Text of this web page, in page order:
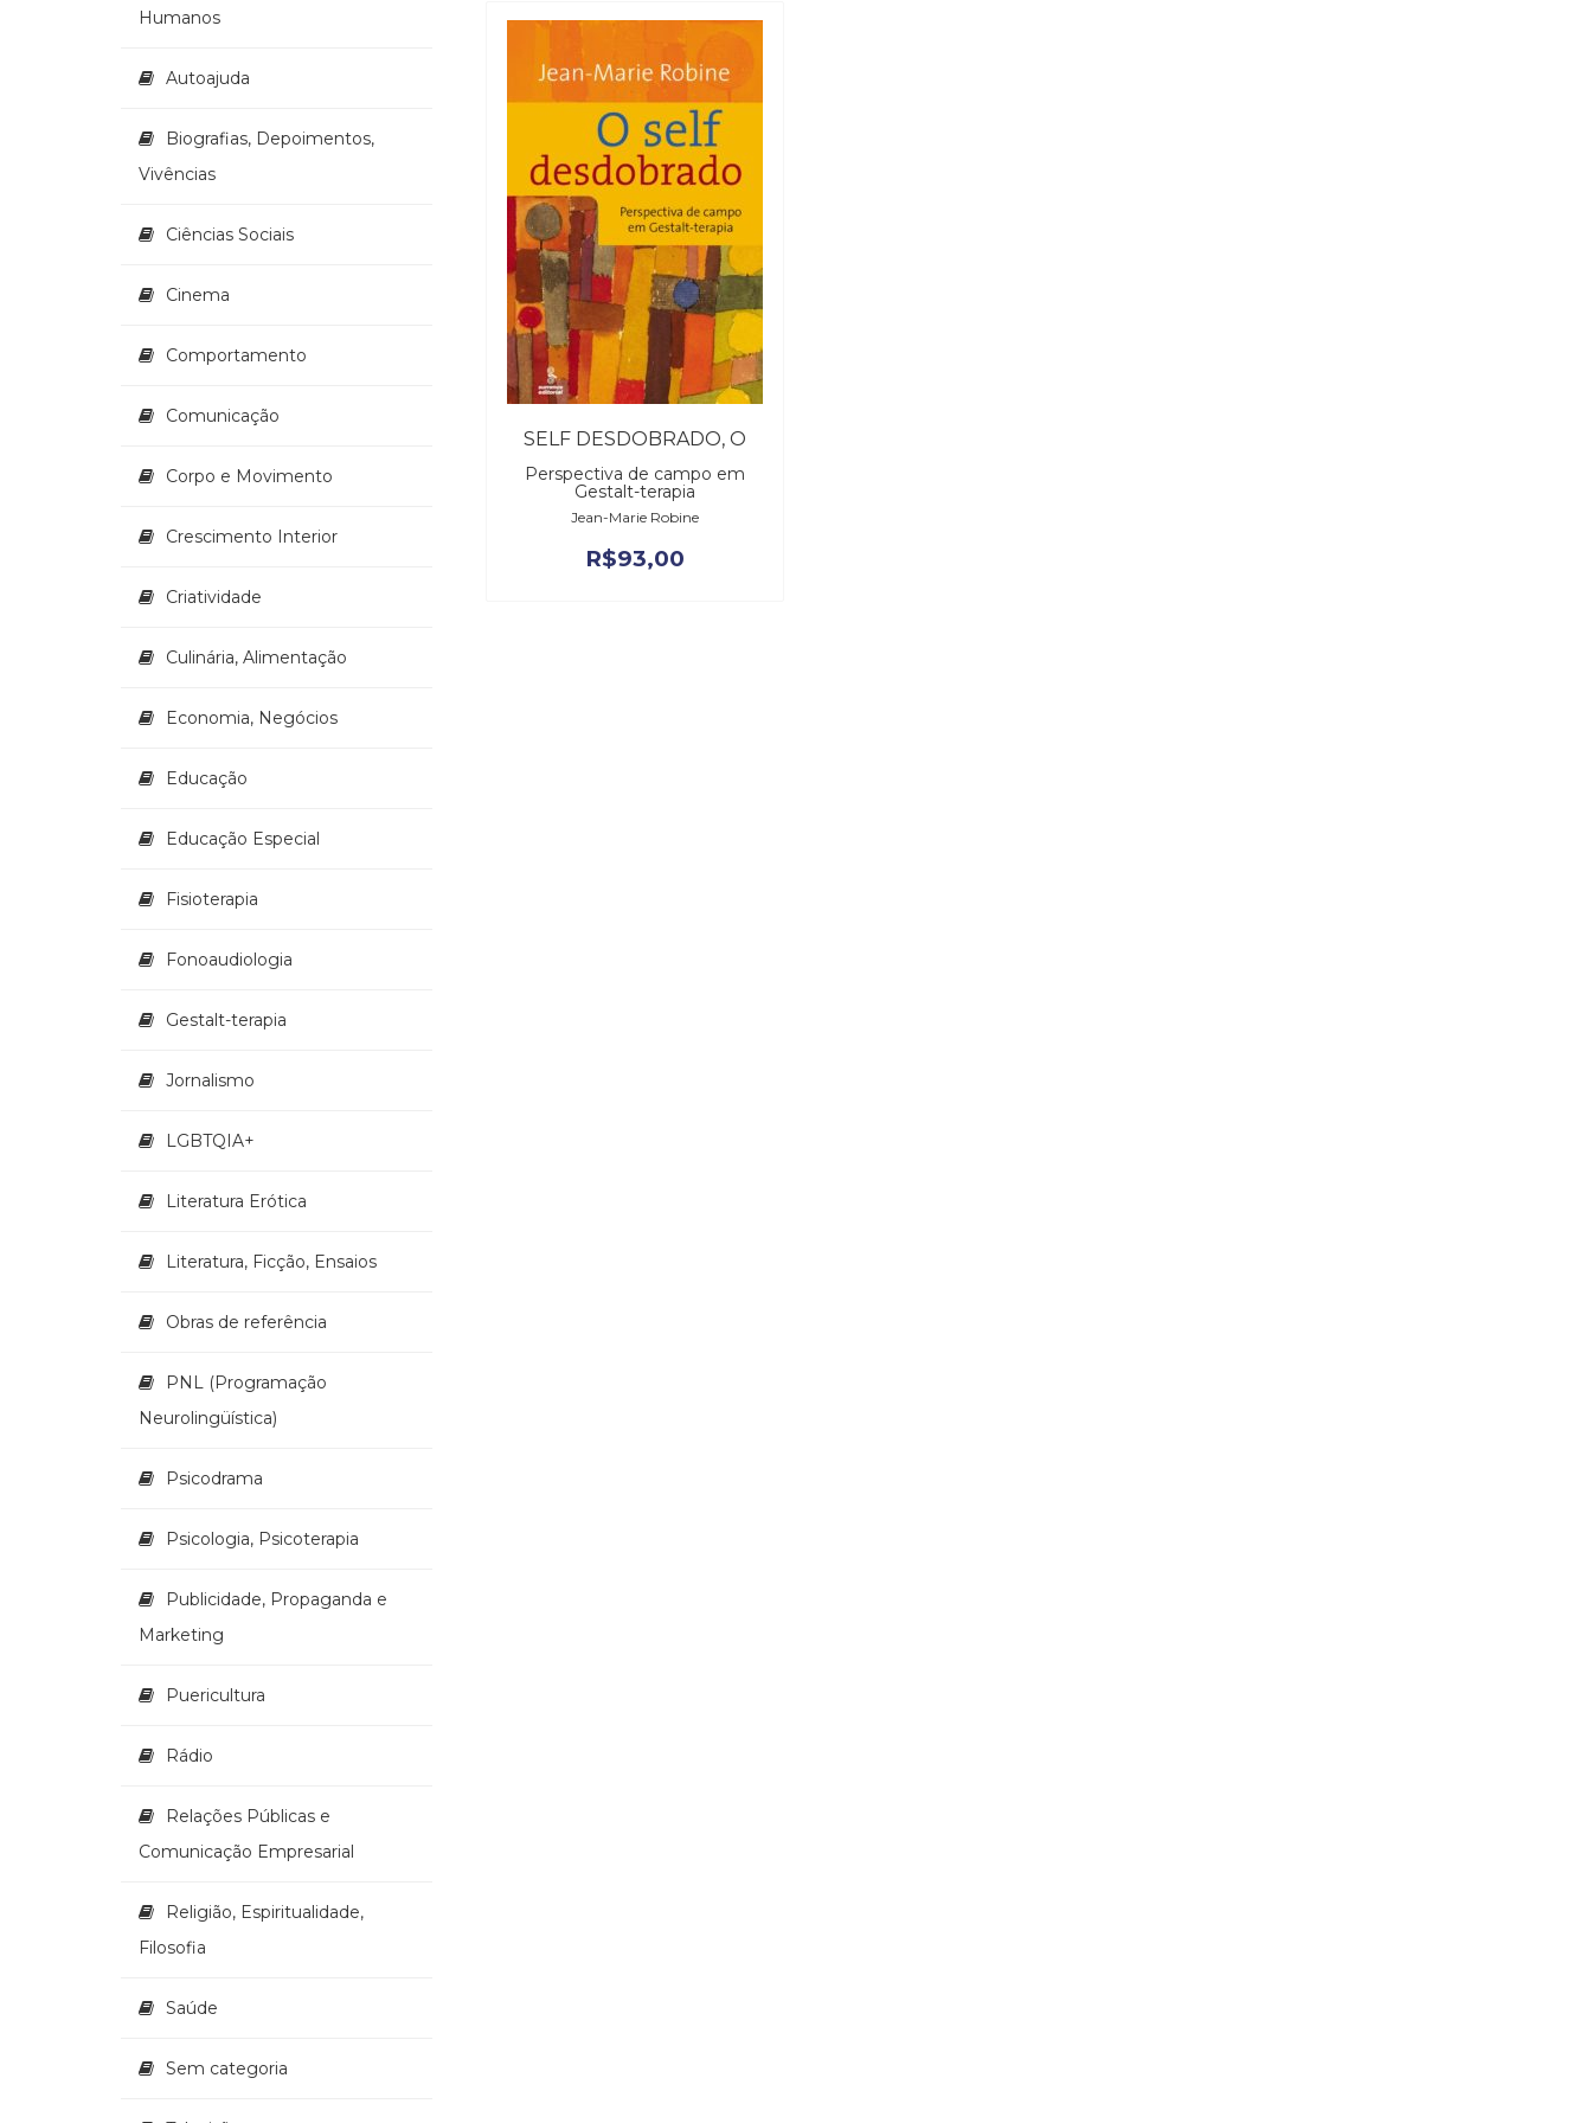
SELF DESDOBRADO, O
Perspectiva de campo em
Gestalt-terapia
Jean-Marie Robine
R$93,00
Humanos
Autoajuda
Biografias, Depoimentos,
Vivências
Ciências Sociais
Cinema
Comportamento
Comunicação
Corpo e Movimento
Crescimento Interior
Criatividade
Culinária, Alimentação
Economia, Negócios
Educação
Educação Especial
Fisioterapia
Fonoaudiologia
Gestalt-terapia
Jornalismo
LGBTQIA+
Literatura Erótica
Literatura, Ficção, Ensaios
Obras de referência
PNL (Programação
Neurolingüística)
Psicodrama
Psicologia, Psicoterapia
Publicidade, Propaganda e
Marketing
Puericultura
Rádio
Relações Públicas e
Comunicação Empresarial
Religião, Espiritualidade,
Filosofia
Saúde
Sem categoria